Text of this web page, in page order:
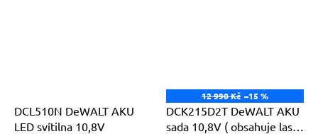
DCL510N DeWALT AKU
LED svítilna 10,8V
12 990 Kč –15 %
DCK215D2T DeWALT AKU
sada 10,8V ( obsahuje laser